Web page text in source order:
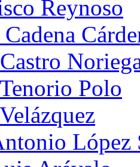
Reynoso
Polo
López